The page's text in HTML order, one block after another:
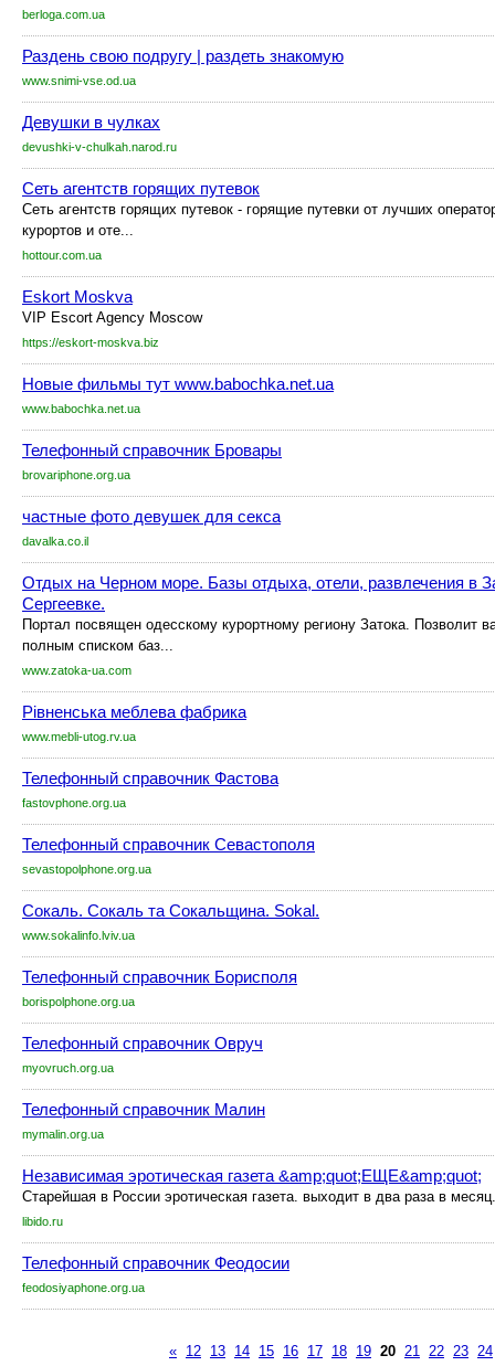
berloga.com.ua
Раздень свою подругу | раздеть знакомую
www.snimi-vse.od.ua
Девушки в чулках
devushki-v-chulkah.narod.ru
Сеть агентств горящих путевок
Сеть агентств горящих путевок - горящие путевки от лучших
курортов и оте...
hottour.com.ua
Eskort Moskva
VIP Escort Agency Moscow
https://eskort-moskva.biz
Новые фильмы тут www.babochka.net.ua
www.babochka.net.ua
Телефонный справочник Бровары
brovariphone.org.ua
частные фото девушек для секса
davalka.co.il
Отдых на Черном море. Базы отдыха, отели, развлечения в
Сергеевке.
Портал посвящен одесскому курортному региону Затока. Позволит
полным списком баз...
www.zatoka-ua.com
Рівненська меблева фабрика
www.mebli-utog.rv.ua
Телефонный справочник Фастова
fastovphone.org.ua
Телефонный справочник Севастополя
sevastopolphone.org.ua
Сокаль. Сокаль та Сокальщина. Sokal.
www.sokalinfo.lviv.ua
Телефонный справочник Борисполя
borispolphone.org.ua
Телефонный справочник Овруч
myovruch.org.ua
Телефонный справочник Малин
mymalin.org.ua
Независимая эротическая газета &amp;quot;ЕЩЕ&amp;quot;
Старейшая в России эротическая газета. выходит в два раза в месяц.
libido.ru
Телефонный справочник Феодосии
feodosiyaphone.org.ua
« 12 13 14 15 16 17 18 19 20 21 22 23 24